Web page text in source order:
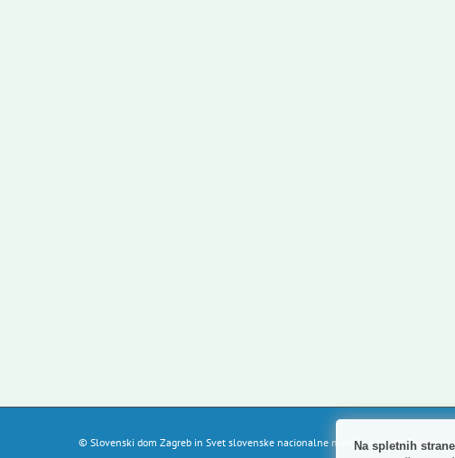
© Slovenski dom Zagreb in Svet slovenske nacionalne manjšine Mesta Zagreb.
Na spletnih